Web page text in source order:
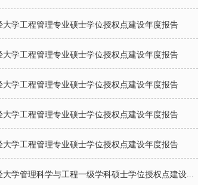
大学工程管理专业硕士学位授权点建设年度报告
大学工程管理专业硕士学位授权点建设年度报告
大学工程管理专业硕士学位授权点建设年度报告
大学工程管理专业硕士学位授权点建设年度报告
大学工程管理专业硕士学位授权点建设年度报告
大学管理科学与工程一级学科硕士学位授权点建设...